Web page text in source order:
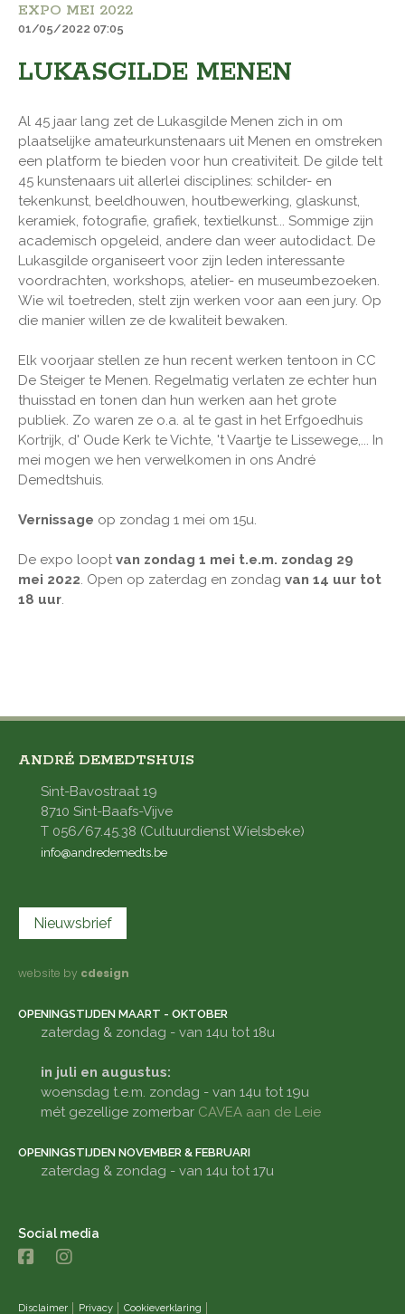
EXPO MEI 2022
01/05/2022 07:05
LUKASGILDE MENEN
Al 45 jaar lang zet de Lukasgilde Menen zich in om
plaatselijke amateurkunstenaars uit Menen en omstreken
een platform te bieden voor hun creativiteit. De gilde telt
45 kunstenaars uit allerlei disciplines: schilder- en
tekenkunst, beeldhouwen, houtbewerking, glaskunst,
keramiek, fotografie, grafiek, textielkunst... Sommige zijn
academisch opgeleid, andere dan weer autodidact. De
Lukasgilde organiseert voor zijn leden interessante
voordrachten, workshops, atelier- en museumbezoeken.
Wie wil toetreden, stelt zijn werken voor aan een jury. Op
die manier willen ze de kwaliteit bewaken.
Elk voorjaar stellen ze hun recent werken tentoon in CC
De Steiger te Menen. Regelmatig verlaten ze echter hun
thuisstad en tonen dan hun werken aan het grote
publiek. Zo waren ze o.a. al te gast in het Erfgoedhuis
Kortrijk, d' Oude Kerk te Vichte, 't Vaartje te Lissewege,... In
mei mogen we hen verwelkomen in ons André
Demedtshuis.
Vernissage op zondag 1 mei om 15u.
De expo loopt van zondag 1 mei t.e.m. zondag 29
mei 2022. Open op zaterdag en zondag van 14 uur tot
18 uur.
ANDRÉ DEMEDTSHUIS
Sint-Bavostraat 19
8710 Sint-Baafs-Vijve
T 056/67.45.38 (Cultuurdienst Wielsbeke)
info@andredemedts.be
Nieuwsbrief
website by cdesign
OPENINGSTIJDEN MAART - OKTOBER
zaterdag & zondag - van 14u tot 18u
in juli en augustus:
woensdag t.e.m. zondag - van 14u tot 19u
mét gezellige zomerbar CAVEA aan de Leie
OPENINGSTIJDEN NOVEMBER & FEBRUARI
zaterdag & zondag - van 14u tot 17u
Social media
Disclaimer Privacy Cookieverklaring